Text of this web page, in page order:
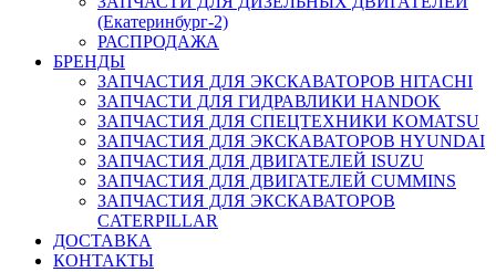
(Екатеринбург-2)
РАСПРОДАЖА
БРЕНДЫ
ЗАПЧАСТИЯ ДЛЯ ЭКСКАВАТОРОВ HITACHI
ЗАПЧАСТИ ДЛЯ ГИДРАВЛИКИ HANDOK
ЗАПЧАСТИЯ ДЛЯ СПЕЦТЕХНИКИ KOMATSU
ЗАПЧАСТИЯ ДЛЯ ЭКСКАВАТОРОВ HYUNDAI
ЗАПЧАСТИЯ ДЛЯ ДВИГАТЕЛЕЙ ISUZU
ЗАПЧАСТИЯ ДЛЯ ДВИГАТЕЛЕЙ CUMMINS
ЗАПЧАСТИЯ ДЛЯ ЭКСКАВАТОРОВ
CATERPILLAR
ДОСТАВКА
КОНТАКТЫ